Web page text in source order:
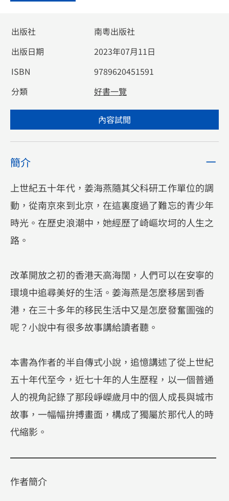
出版社
南粵出版社
出版日期
2023年07月11日
ISBN
9789620451591
分類
好書一覽
內容試閲
簡介
上世紀五十年代，姜海燕隨其父科研工作單位的調
動，從南京來到北京，在這裏度過了難忘的青少年
時光。在歷史浪潮中，她經歷了崎嶇坎坷的人生之
路。
改革開放之初的香港天高海闊，人們可以在安寧的
環境中追尋美好的生活。姜海燕是怎麼移居到香
港，在三十多年的移民生活中又是怎麼發奮圖強的
呢？小說中有很多故事講給讀者聽。
本書為作者的半自傳式小說，追憶講述了從上世紀
五十年代至今，近七十年的人生歷程，以一個普通
人的視角記錄了那段崢嶸歲月中的個人成長與城市
故事，一幅幅拚搏畫面，構成了獨屬於那代人的時
代縮影。
作者簡介